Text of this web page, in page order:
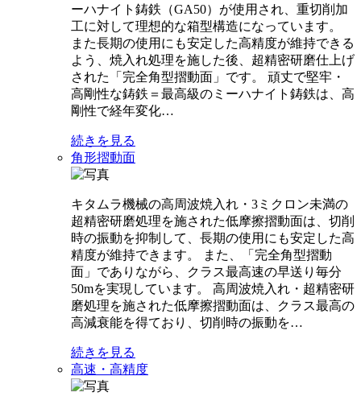
ーハナイト鋳鉄（GA50）が使用され、重切削加
工に対して理想的な箱型構造になっています。
また長期の使用にも安定した高精度が維持できる
よう、焼入れ処理を施した後、超精密研磨仕上げ
された「完全角型摺動面」です。 頑丈で堅牢・
高剛性な鋳鉄＝最高級のミーハナイト鋳鉄は、高
剛性で経年変化…
続きを見る
角形摺動面
キタムラ機械の高周波焼入れ・3ミクロン未満の
超精密研磨処理を施された低摩擦摺動面は、切削
時の振動を抑制して、長期の使用にも安定した高
精度が維持できます。 また、「完全角型摺動
面」でありながら、クラス最高速の早送り毎分
50mを実現しています。 高周波焼入れ・超精密研
磨処理を施された低摩擦摺動面は、クラス最高の
高減衰能を得ており、切削時の振動を…
続きを見る
高速・高精度